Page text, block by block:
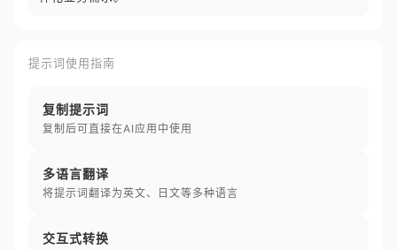
提示词使用指南
复制提示词
复制后可直接在AI应用中使用
多语言翻译
将提示词翻译为英文、日文等多种语言
交互式转换